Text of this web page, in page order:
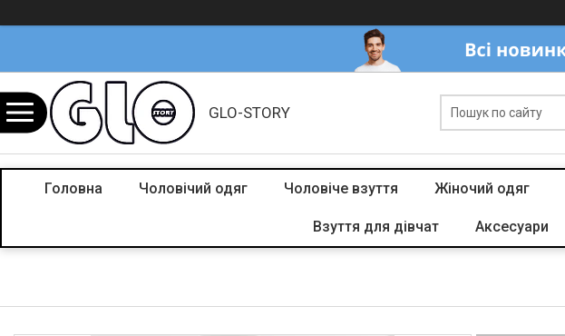
GLO-STORY
Головна Чоловічий одяг Чоловіче взуття Жіночий одяг
Взуття для дівчат Аксесуари